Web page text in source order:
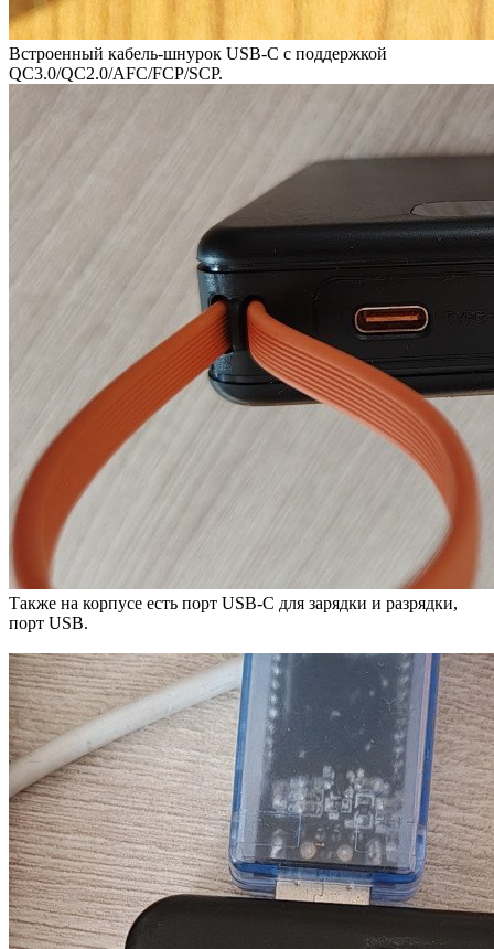
Встроенный кабель-шнурок USB-C с поддержкой
QC3.0/QC2.0/AFC/FCP/SCP.
Также на корпусе есть порт USB-C для зарядки и разрядки,
порт USB.